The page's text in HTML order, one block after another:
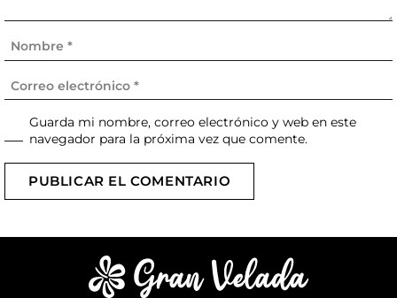
Guarda mi nombre, correo electrónico y web en este
navegador para la próxima vez que comente.
PUBLICAR EL COMENTARIO